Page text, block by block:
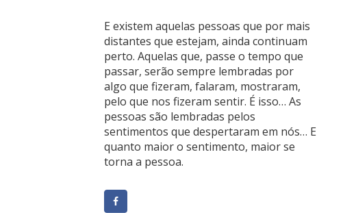
E existem aquelas pessoas que por mais
distantes que estejam, ainda continuam
perto. Aquelas que, passe o tempo que
passar, serão sempre lembradas por
algo que fizeram, falaram, mostraram,
pelo que nos fizeram sentir. É isso… As
pessoas são lembradas pelos
sentimentos que despertaram em nós… E
quanto maior o sentimento, maior se
torna a pessoa.